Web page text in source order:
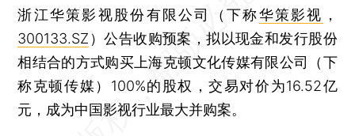
浙江华策影视股份有限公司（下称华策影视 ，
300133.SZ ）公告收购预案，拟以现金和发行股份
相结合的方式购买上海克顿文化传媒有限公司（下
称克顿传媒）100%的股权，交易对价为16.52亿
元，成为中国影视行业最大并购案。